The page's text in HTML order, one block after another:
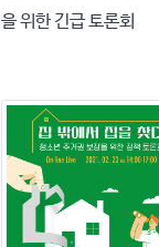
을 위한 긴급 토론회